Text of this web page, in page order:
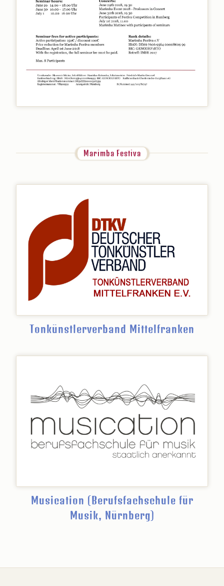
Marimba Festiva
Tonkünstlerverband Mittelfranken
Musication (Berufsfachschule für
Musik, Nürnberg)